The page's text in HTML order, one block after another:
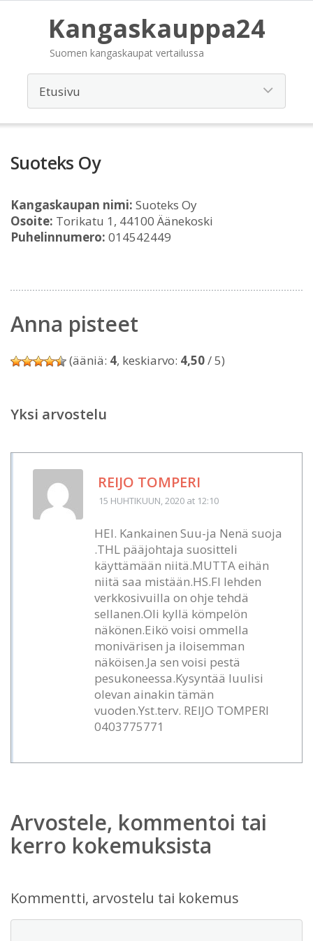
Kangaskauppa24
Suomen kangaskaupat vertailussa
Suoteks Oy
Kangaskaupan nimi: Suoteks Oy
Osoite: Torikatu 1, 44100 Äänekoski
Puhelinnumero: 014542449
Anna pisteet
(ääniä: 4, keskiarvo: 4,50/ 5)
Yksi arvostelu
REIJO TOMPERI
15 HUHTIKUUN, 2020 at 12:10
HEI. Kankainen Suu-ja Nenä suoja
.THL pääjohtaja suositteli
käyttämään niitä.MUTTA eihän
niitä saa mistään.HS.FI lehden
verkkosivuilla on ohje tehdä
sellanen.Oli kyllä kömpelön
näkönen.Eikö voisi ommella
monivärisen ja iloisemman
näköisen.Ja sen voisi pestä
pesukoneessa.Kysyntää luulisi
olevan ainakin tämän
vuoden.Yst.terv. REIJO TOMPERI
0403775771
Arvostele, kommentoi tai
kerro kokemuksista
Kommentti, arvostelu tai kokemus